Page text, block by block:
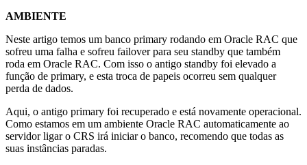
AMBIENTE
Neste artigo temos um banco primary rodando em Oracle RAC que
sofreu uma falha e sofreu failover para seu standby que também
roda em Oracle RAC. Com isso o antigo standby foi elevado a
função de primary, e esta troca de papeis ocorreu sem qualquer
perda de dados.
Aqui, o antigo primary foi recuperado e está novamente operacional.
Como estamos em um ambiente Oracle RAC automaticamente ao
servidor ligar o CRS irá iniciar o banco, recomendo que todas as
suas instâncias paradas.